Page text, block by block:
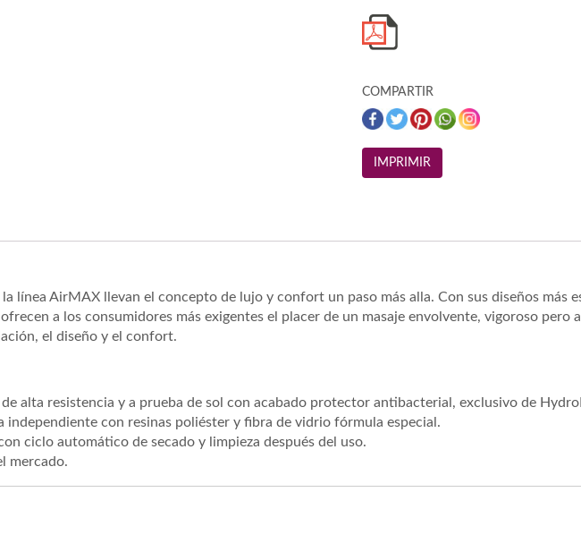
COMPARTIR
la línea AirMAX llevan el concepto de lujo y confort un paso más alla. Con sus diseños más
a los consumidores más exigentes el placer de un masaje envolvente, vigoroso pero
el diseño y el confort.
alta resistencia y a prueba de sol con acabado protector antibacterial, exclusivo de
independiente con resinas poliéster y fibra de vidrio fórmula especial.
ciclo automático de secado y limpieza después del uso.
mercado.